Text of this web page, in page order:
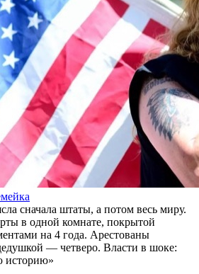
сначала штаты, а потом весь миру.
в одной комнате, покрытой
на 4 года. Арестованы
— четверо. Власти в шоке:
историю»